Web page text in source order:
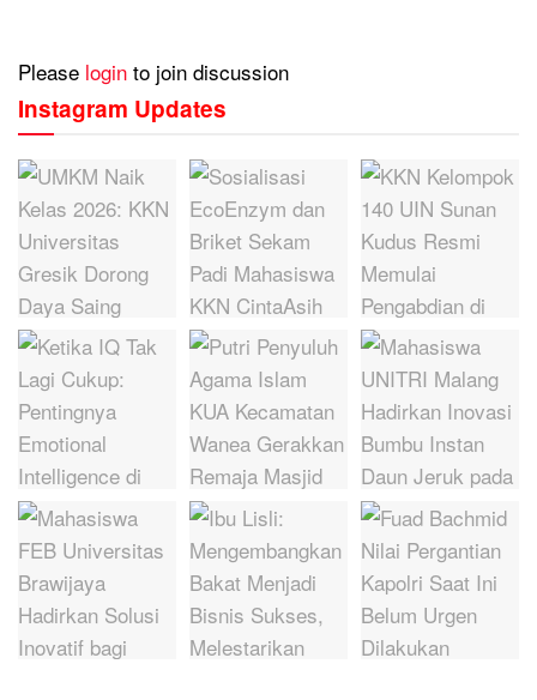
Please login to join discussion
Instagram Updates